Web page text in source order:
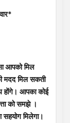
आपको मिल
मदद मिल सकती
होंगे। आपका कोई
को समझे ।
मिलेगा।